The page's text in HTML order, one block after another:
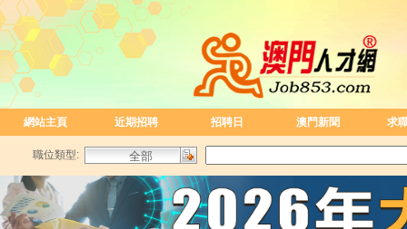
網站主頁 近期招聘 招聘日 澳門新聞 求
職位類型: